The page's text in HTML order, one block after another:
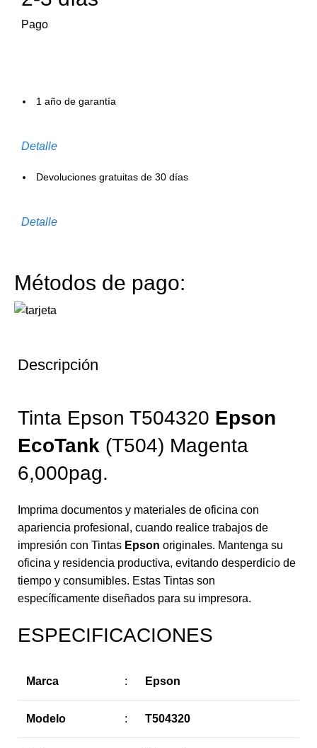
Pago
1 año de garantía
Detalle
Devoluciones gratuitas de 30 días
Detalle
Métodos de pago:
Descripción
Tinta Epson T504320 Epson
EcoTank (T504) Magenta
6,000pag.
Imprima documentos y materiales de oficina con
apariencia profesional, cuando realice trabajos de
impresión con Tintas Epson originales. Mantenga su
oficina y residencia productiva, evitando desperdicio de
tiempo y consumibles. Estas Tintas son
específicamente diseñados para su impresora.
ESPECIFICACIONES
Marca : Epson
Modelo : T504320